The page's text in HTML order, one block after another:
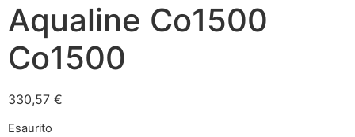
Aqualine Co1500
Co1500
330,57 €
Esaurito